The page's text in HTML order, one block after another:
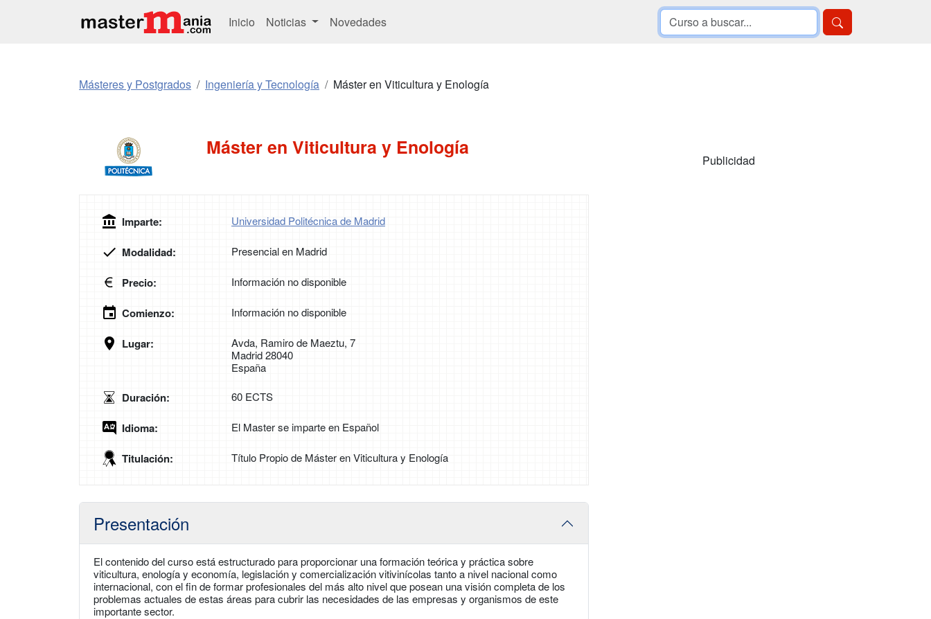
Inicio Noticias Novedades
Másteres y Postgrados Ingeniería y Tecnología Máster en Viticultura y Enología
Máster en Viticultura y Enología
Imparte: Universidad Politécnica de Madrid
Modalidad: Presencial en Madrid
Precio: Información no disponible
Comienzo: Información no disponible
Lugar:
Avda, Ramiro de Maeztu, 7
Madrid 28040
España
Duración: 60 ECTS
Idioma: El Master se imparte en Español
Titulación: Título Propio de Máster en Viticultura y Enología
Presentación
El contenido del curso está estructurado para proporcionar una formación teórica y práctica sobre
viticultura, enología y economía, legislación y comercialización vitivinícolas tanto a nivel nacional como
internacional, con el fin de formar profesionales del más alto nivel que posean una visión completa de los
problemas actuales de estas áreas para cubrir las necesidades de las empresas y organismos de este
importante sector.
Publicidad